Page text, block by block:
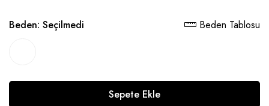
Beden: Seçilmedi Beden Tablosu
Sepete Ekle